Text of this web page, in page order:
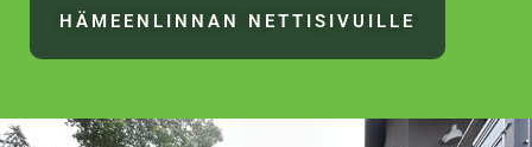
HÄMEENLINNAN NETTISIVUILLE